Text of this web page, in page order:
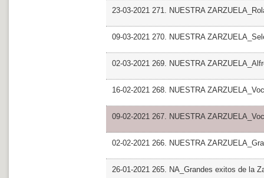
23-03-2021 271. NUESTRA
09-03-2021 270. NUESTRA
02-03-2021 269. NUESTRA
16-02-2021 268. NUESTRA
09-02-2021 267. NUESTRA
02-02-2021 266. NUESTRA
26-01-2021 265. NA_Grandes exitos de la